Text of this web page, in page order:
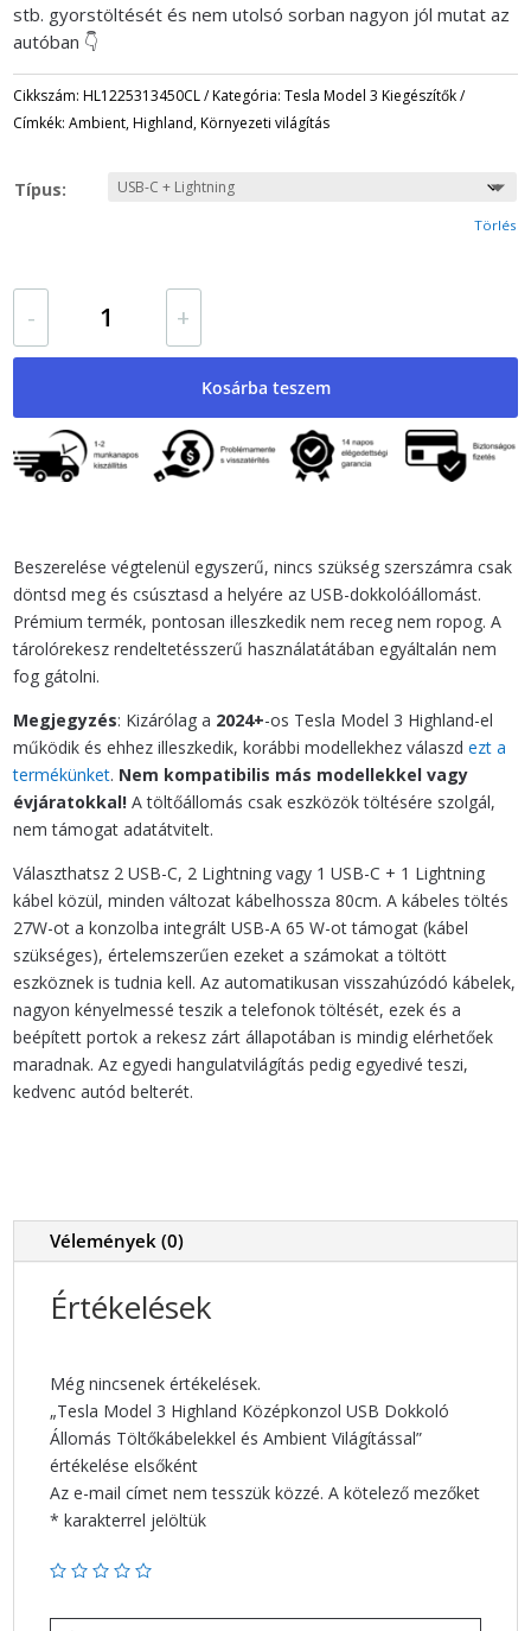
stb. gyorstöltését és nem utolsó sorban nagyon jól mutat az
autóban 👇
Cikkszám:HL1225313450CL Kategória:Tesla Model 3 Kiegészítők
Címkék:Ambient,Highland,Környezeti világítás
Típus:
Törlés
-
Model
USB
Dokkoló
Állomás
Ambient
Világítással
mennyiség
+
Kosárba teszem
Beszerelése végtelenül egyszerű, nincs szükség szerszámra csak
döntsd meg és csúsztasd a helyére az USB-dokkolóállomást.
Prémium termék, pontosan illeszkedik nem receg nem ropog. A
tárolórekesz rendeltetésszerű használatátában egyáltalán nem
fog gátolni.
Megjegyzés: Kizárólag a 2024+-os Tesla Model 3 Highland-el
működik és ehhez illeszkedik, korábbi modellekhez válaszdezt a
termékünket. Nem kompatibilis más modellekkel vagy
évjáratokkal! A töltőállomás csak eszközök töltésére szolgál,
nem támogat adatátvitelt.
Választhatsz 2 USB-C, 2 Lightning vagy 1 USB-C + 1 Lightning
kábel közül, minden változat kábelhossza 80cm. A kábeles töltés
27W-ot a konzolba integrált USB-A 65 W-ot támogat (kábel
szükséges), értelemszerűen ezeket a számokat a töltött
eszköznek is tudnia kell. Az automatikusan visszahúzódó kábelek,
nagyon kényelmessé teszik a telefonok töltését, ezek és a
beépített portok a rekesz zárt állapotában is mindig elérhetőek
maradnak. Az egyedi hangulatvilágítás pedig egyedivé teszi,
kedvenc autód belterét.
Vélemények (0)
Értékelések
Még nincsenek értékelések.
„Tesla Model 3 Highland Középkonzol USB Dokkoló
Állomás Töltőkábelekkel és Ambient Világítással”
értékelése elsőként
Az e-mail címet nem tesszük közzé. A kötelező mezőket
* karakterrel jelöltük